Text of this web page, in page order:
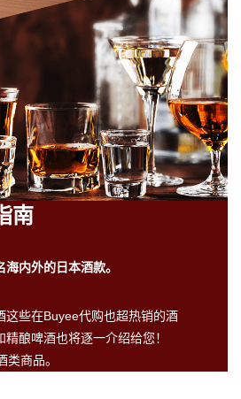
南
内外的日本酒款。
这些在Buyee代购也超热销的酒
酿啤酒也将逐一介绍给您！
商品。